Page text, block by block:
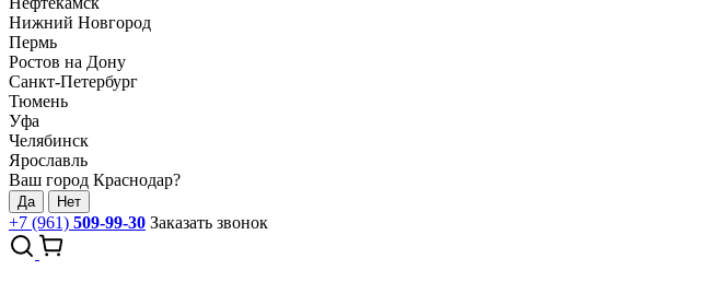
Нижний Новгород
Пермь
Ростов на Дону
Санкт-Петербург
Тюмень
Уфа
Челябинск
Ярославль
Ваш город Краснодар?
Да Нет
+7 (961) 509-99-30 Заказать звонок